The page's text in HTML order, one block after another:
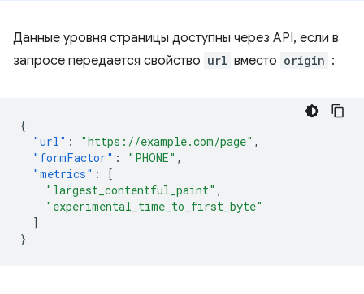
Данные уровня страницы доступны через API, если в
запросе передается свойство url вместо origin :
{
"url" : "https://example.com/page" ,
"formFactor" : "PHONE" ,
"metrics" :
[
"largest_contentful_paint" ,
"experimental_time_to_first_byte"
]
}